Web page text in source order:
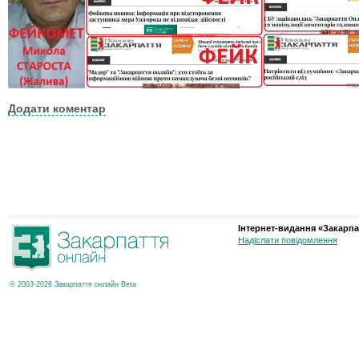
Додати коментар
© 2003-2026 Закарпаття онлайн Beta
Інтернет-видання
Надіслати повідомлення